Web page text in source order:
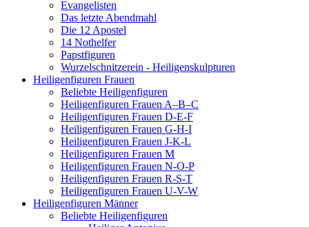
Evangelisten
Das letzte Abendmahl
Die 12 Apostel
14 Nothelfer
Papstfiguren
Wurzelschnitzerein - Heiligenskulpturen
Heiligenfiguren Frauen
Beliebte Heiligenfiguren
Heiligenfiguren Frauen A–B–C
Heiligenfiguren Frauen D-E-F
Heiligenfiguren Frauen G-H-I
Heiligenfiguren Frauen J-K-L
Heiligenfiguren Frauen M
Heiligenfiguren Frauen N-O-P
Heiligenfiguren Frauen R-S-T
Heiligenfiguren Frauen U-V-W
Heiligenfiguren Männer
Beliebte Heiligenfiguren